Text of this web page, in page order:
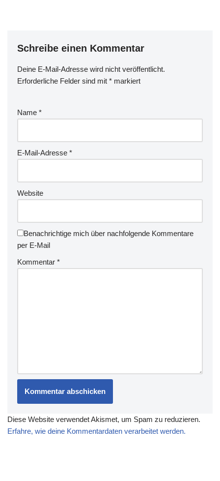
Schreibe einen Kommentar
Deine E-Mail-Adresse wird nicht veröffentlicht.
Erforderliche Felder sind mit * markiert
Name *
E-Mail-Adresse *
Website
Benachrichtige mich über nachfolgende Kommentare
per E-Mail
Kommentar *
Diese Website verwendet Akismet, um Spam zu reduzieren.
Erfahre, wie deine Kommentardaten verarbeitet werden.